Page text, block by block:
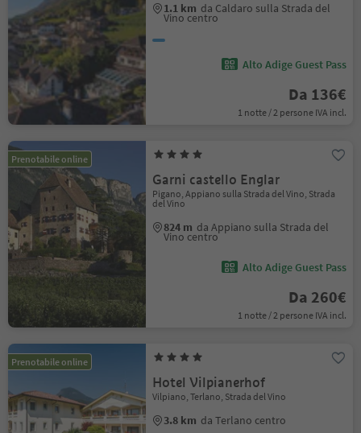
1.1 km da Caldaro sulla Strada del
Vino centro
Alto Adige Guest Pass
Da 136€
1 notte / 2 persone IVA incl.
Prenotabile online
Garni castello Englar
Pigano, Appiano sulla Strada del Vino, Strada
del Vino
824 m da Appiano sulla Strada del
Vino centro
Alto Adige Guest Pass
Da 260€
1 notte / 2 persone IVA incl.
Prenotabile online
Hotel Vilpianerhof
Vilpiano, Terlano, Strada del Vino
3.8 km da Terlano centro